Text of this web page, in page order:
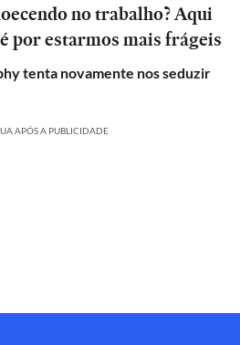
no trabalho? Aqui
por estarmos mais frágeis
tenta novamente nos seduzir
APÓS A PUBLICIDADE